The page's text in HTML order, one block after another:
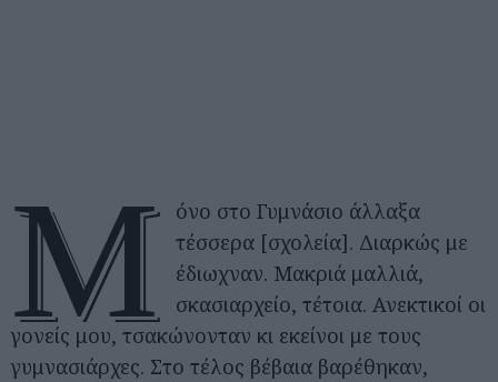
Μ
όνο στο Γυμνάσιο άλλαξα
τέσσερα [σχολεία]. Διαρκώς με
έδιωχναν. Μακριά μαλλιά,
σκασιαρχείο, τέτοια. Ανεκτικοί οι
γονείς μου, τσακώνονταν κι εκείνοι με τους
γυμνασιάρχες. Στο τέλος βέβαια βαρέθηκαν,